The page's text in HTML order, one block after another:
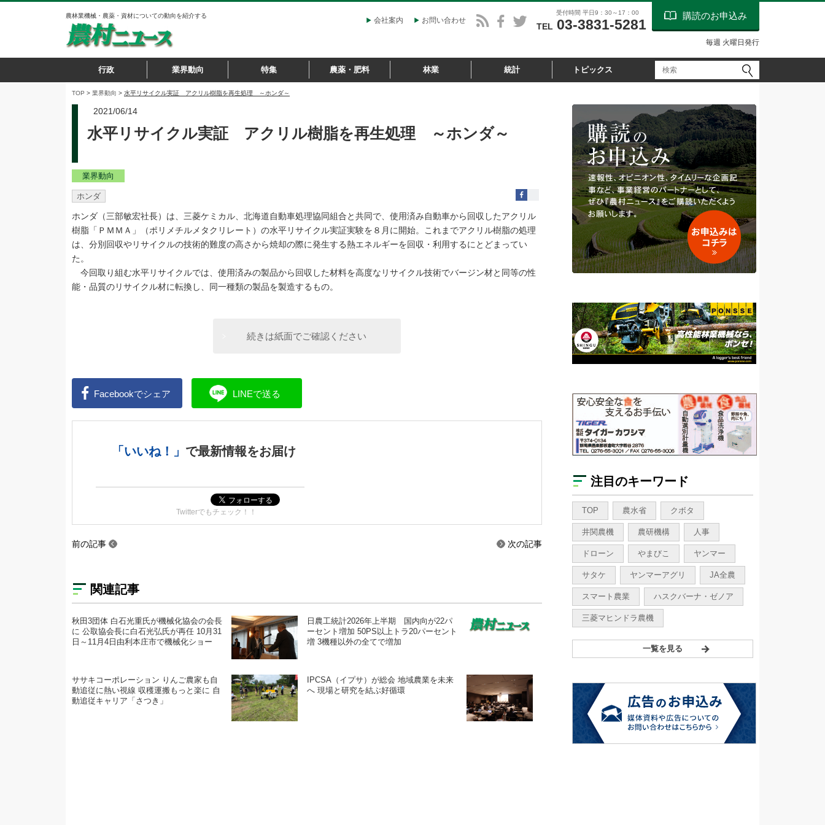
農林業機械・農薬・資材についての動向を紹介する
会社案内 お問い合わせ
受付時間 平日9：30～17：00
TEL 03-3831-5281
購読のお申込み
毎週 火曜日発行
行政 業界動向 特集 農薬・肥料 林業 統計 トピックス
TOP > 業界動向 > 水平リサイクル実証 アクリル樹脂を再生処理 ～ホンダ～
2021/06/14
水平リサイクル実証 アクリル樹脂を再生処理 ～ホンダ～
業界動向
ホンダ
ホンダ（三部敏宏社長）は、三菱ケミカル、北海道自動車処理協同組合と共同で、使用済み自動車から回収したアクリル
樹脂「ＰＭＭＡ」（ポリメチルメタクリレート）の水平リサイクル実証実験を８月に開始。これまでアクリル樹脂の処理
は、分別回収やリサイクルの技術的難度の高さから焼却の際に発生する熱エネルギーを回収・利用するにとどまってい
た。
今回取り組む水平リサイクルでは、使用済みの製品から回収した材料を高度なリサイクル技術でバージン材と同等の性
能・品質のリサイクル材に転換し、同一種類の製品を製造するもの。
続きは紙面でご確認ください
Facebookでシェア LINEで送る
「いいね！」 で最新情報をお届け
Twitterでもチェック！！
前の記事 次の記事
関連記事
秋田3団体 白石光重氏が機械化協会の会長
に 公取協会長に白石光弘氏が再任 10月31
日～11月4日由利本庄市で機械化ショー
日農工統計2026年上半期 国内向が22パ
ーセント増加 50PS以上トラ20パーセント
増 3機種以外の全てで増加
ササキコーポレーション りんご農家も自
動追従に熱い視線 収穫運搬もっと楽に 自
動追従キャリア「さつき」
IPCSA（イプサ）が総会 地域農業を未来
へ 現場と研究を結ぶ好循環
注目のキーワード
TOP 農水省 クボタ
井関農機 農研機構 人事
ドローン やまびこ ヤンマー
サタケ ヤンマーアグリ JA全農
スマート農業 ハスクバーナ・ゼノア
三菱マヒンドラ農機
一覧を見る